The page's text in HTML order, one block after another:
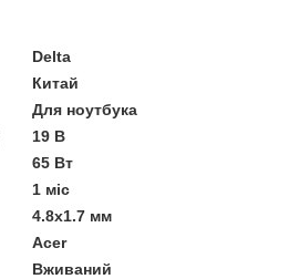
Delta
Китай
Для ноутбука
19 В
65 Вт
1 міс
4.8x1.7 мм
Acer
Вживаний